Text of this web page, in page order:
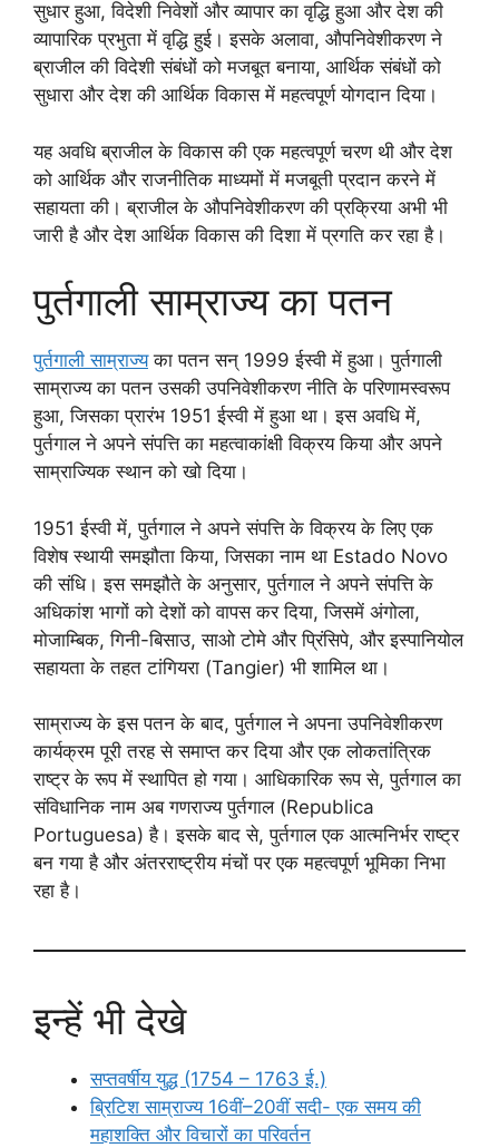
सुधार हुआ, विदेशी निवेशों और व्यापार का वृद्धि हुआ और देश की
व्यापारिक प्रभुता में वृद्धि हुई। इसके अलावा, औपनिवेशीकरण ने
ब्राजील की विदेशी संबंधों को मजबूत बनाया, आर्थिक संबंधों को
सुधारा और देश की आर्थिक विकास में महत्वपूर्ण योगदान दिया।
यह अवधि ब्राजील के विकास की एक महत्वपूर्ण चरण थी और देश
को आर्थिक और राजनीतिक माध्यमों में मजबूती प्रदान करने में
सहायता की। ब्राजील के औपनिवेशीकरण की प्रक्रिया अभी भी
जारी है और देश आर्थिक विकास की दिशा में प्रगति कर रहा है।
पुर्तगाली साम्राज्य का पतन
पुर्तगाली साम्राज्यका पतन सन् 1999 ईस्वी में हुआ। पुर्तगाली
साम्राज्य का पतन उसकी उपनिवेशीकरण नीति के परिणामस्वरूप
हुआ, जिसका प्रारंभ 1951 ईस्वी में हुआ था। इस अवधि में,
पुर्तगाल ने अपने संपत्ति का महत्वाकांक्षी विक्रय किया और अपने
साम्राज्यिक स्थान को खो दिया।
1951 ईस्वी में, पुर्तगाल ने अपने संपत्ति के विक्रय के लिए एक
विशेष स्थायी समझौता किया, जिसका नाम था Estado Novo
की संधि। इस समझौते के अनुसार, पुर्तगाल ने अपने संपत्ति के
अधिकांश भागों को देशों को वापस कर दिया, जिसमें अंगोला,
मोजाम्बिक, गिनी-बिसाउ, साओ टोमे और प्रिंसिपे, और इस्पानियोल
सहायता के तहत टांगियरा (Tangier) भी शामिल था।
साम्राज्य के इस पतन के बाद, पुर्तगाल ने अपना उपनिवेशीकरण
कार्यक्रम पूरी तरह से समाप्त कर दिया और एक लोकतांत्रिक
राष्ट्र के रूप में स्थापित हो गया। आधिकारिक रूप से, पुर्तगाल का
संविधानिक नाम अब गणराज्य पुर्तगाल (Republica
Portuguesa) है। इसके बाद से, पुर्तगाल एक आत्मनिर्भर राष्ट्र
बन गया है और अंतरराष्ट्रीय मंचों पर एक महत्वपूर्ण भूमिका निभा
रहा है।
इन्हें भी देखे
सप्तवर्षीय युद्ध (1754 – 1763 ई.)
ब्रिटिश साम्राज्य 16वीं–20वीं सदी- एक समय की
महाशक्ति और विचारों का परिवर्तन